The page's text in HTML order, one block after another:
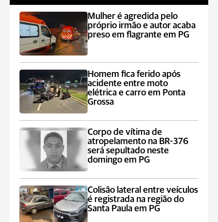
Mulher é agredida pelo
próprio irmão e autor acaba
preso em flagrante em PG
Homem fica ferido após
acidente entre moto
elétrica e carro em Ponta
Grossa
Corpo de vítima de
atropelamento na BR-376
será sepultado neste
domingo em PG
Colisão lateral entre veículos
é registrada na região do
Santa Paula em PG